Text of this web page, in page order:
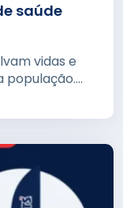
saúde
vidas e